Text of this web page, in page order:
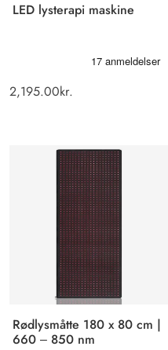
LED lysterapi maskine
2,195.00kr.
Rødlysmåtte 180 x 80 cm |
660 – 850 nm